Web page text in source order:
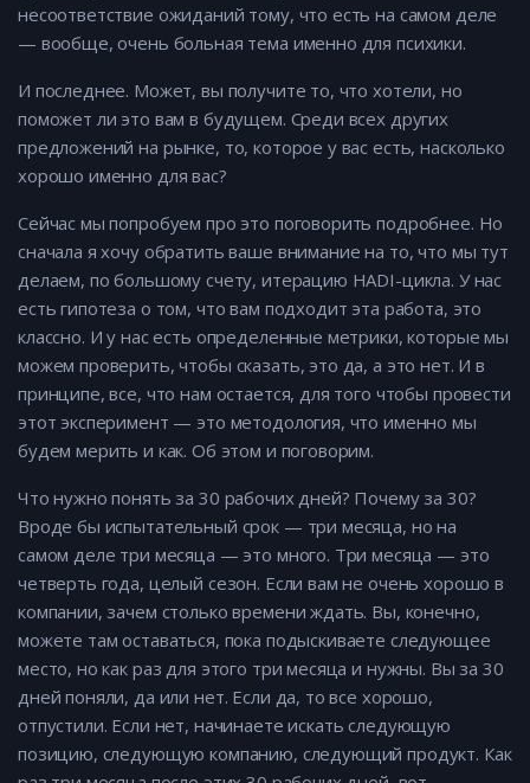
несоответствие ожиданий тому, что есть на самом деле
— вообще, очень больная тема именно для психики.
И последнее. Может, вы получите то, что хотели, но
поможет ли это вам в будущем. Среди всех других
предложений на рынке, то, которое у вас есть, насколько
хорошо именно для вас?
Сейчас мы попробуем про это поговорить подробнее. Но
сначала я хочу обратить ваше внимание на то, что мы тут
делаем, по большому счету, итерацию HADI-цикла. У нас
есть гипотеза о том, что вам подходит эта работа, это
классно. И у нас есть определенные метрики, которые мы
можем проверить, чтобы сказать, это да, а это нет. И в
принципе, все, что нам остается, для того чтобы провести
этот эксперимент — это методология, что именно мы
будем мерить и как. Об этом и поговорим.
Что нужно понять за 30 рабочих дней? Почему за 30?
Вроде бы испытательный срок — три месяца, но на
самом деле три месяца — это много. Три месяца — это
четверть года, целый сезон. Если вам не очень хорошо в
компании, зачем столько времени ждать. Вы, конечно,
можете там оставаться, пока подыскиваете следующее
место, но как раз для этого три месяца и нужны. Вы за 30
дней поняли, да или нет. Если да, то все хорошо,
отпустили. Если нет, начинаете искать следующую
позицию, следующую компанию, следующий продукт. Как